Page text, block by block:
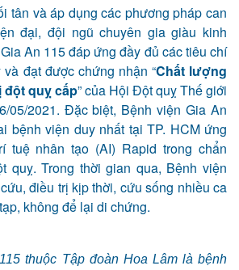
tân và áp dụng các phương pháp can
đại, đội ngũ chuyên gia giàu kinh
An 115đáp ứngđầy đủ các tiêu chí
và đạt được chứng nhận “Chất lượng
đột quỵ cấp”của Hội Đột quỵ Thếgiới
05/2021. Đặcbiệt, Bệnh viện Gia An
bệnh viện duy nhất tại TP. HCM ứng
tuệ nhân tạo (AI) Rapid trong chẩn
quỵ. Trong thời gian qua, Bệnh viện
điều trị kịp thời, cứu sống nhiều ca
không để lại di chứng.
thuộc Tập đoàn Hoa Lâm là bệnh